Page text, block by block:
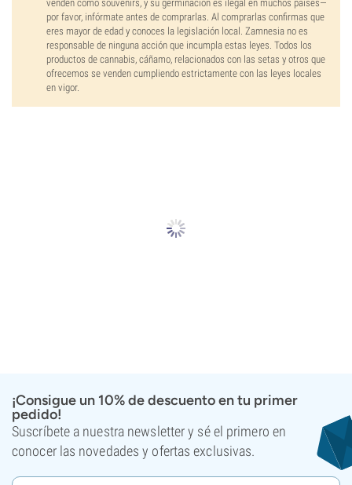
venden como souvenirs, y su germinación es ilegal en muchos países—
por favor, infórmate antes de comprarlas. Al comprarlas confirmas que
eres mayor de edad y conoces la legislación local. Zamnesia no es
responsable de ninguna acción que incumpla estas leyes. Todos los
productos de cannabis, cáñamo, relacionados con las setas y otros que
ofrecemos se venden cumpliendo estrictamente con las leyes locales
en vigor.
¡Consigue un 10% de descuento en tu primer
pedido!
Suscríbete a nuestra newsletter y sé el primero en
conocer las novedades y ofertas exclusivas.